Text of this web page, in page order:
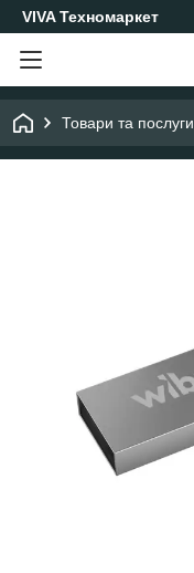
VIVA Техномаркет
Товари та послуги